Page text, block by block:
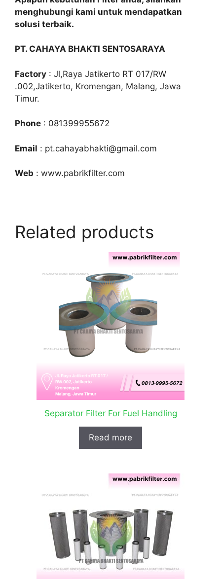
menghubungi kami untuk mendapatkan
solusi terbaik.
PT. CAHAYA BHAKTI SENTOSARAYA
Factory : Jl,Raya Jatikerto RT 017/RW
.002,Jatikerto, Kromengan, Malang, Jawa
Timur.
Phone : 081399955672
Email : pt.cahayabhakti@gmail.com
Web : www.pabrikfilter.com
Related products
Separator Filter For Fuel Handling
Read more